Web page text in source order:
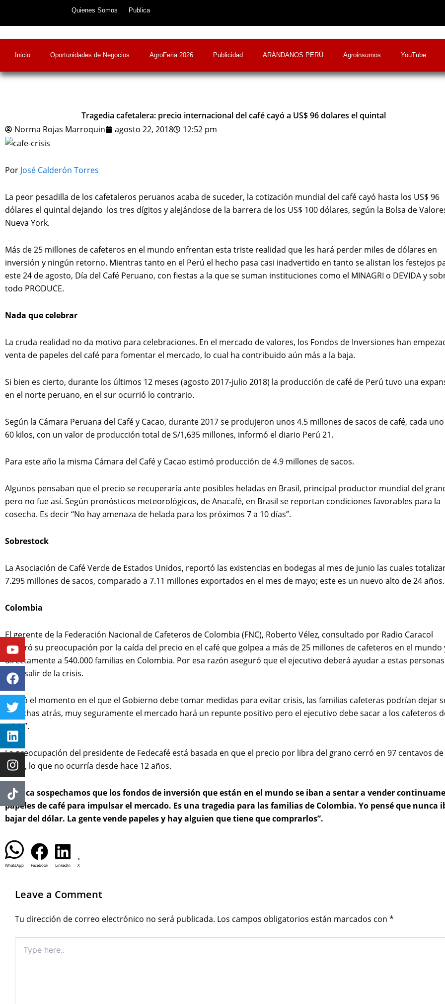
Quienes Somos Publica
Inicio Oportunidades de Negocios AgroFeria 2026 Publicidad ARÁNDANOS PERÚ Agroinsumos YouTube
Tragedia cafetalera: precio internacional del café cayó a US$ 96 dolares el quintal
Norma Rojas Marroquin
agosto 22, 2018 12:52 pm
Por José Calderón Torres
La peor pesadilla de los cafetaleros peruanos acaba de suceder, la cotización mundial del café cayó hasta los US$ 96
dólares el quintal dejando los tres dígitos y alejándose de la barrera de los US$ 100 dólares, según la Bolsa de
Nueva York.
Más de 25 millones de cafeteros en el mundo enfrentan esta triste realidad que les hará perder miles de dólares en
inversión y ningún retorno. Mientras tanto en el Perú el hecho pasa casi inadvertido en tanto se alistan los festejos
este 24 de agosto, Día del Café Peruano, con fiestas a la que se suman instituciones como el MINAGRI o DEVIDA y
todo PRODUCE.
Nada que celebrar
La cruda realidad no da motivo para celebraciones. En el mercado de valores, los Fondos de Inversiones han
venta de papeles del café para fomentar el mercado, lo cual ha contribuido aún más a la baja.
Si bien es cierto, durante los últimos 12 meses (agosto 2017-julio 2018) la producción de café de Perú tuvo una
en el norte peruano, en el sur ocurrió lo contrario.
Según la Cámara Peruana del Café y Cacao, durante 2017 se produjeron unos 4.5 millones de sacos de café, cada
60 kilos, con un valor de producción total de S/1,635 millones, informó el diario Perú 21.
Para este año la misma Cámara del Café y Cacao estimó producción de 4.9 millones de sacos.
Algunos pensaban que el precio se recuperaría ante posibles heladas en Brasil, principal productor mundial del
pero no fue así. Según pronósticos meteorológicos, de Anacafé, en Brasil se reportan condiciones favorables para la
cosecha. Es decir “No hay amenaza de helada para los próximos 7 a 10 días”.
Sobrestock
La Asociación de Café Verde de Estados Unidos, reportó las existencias en bodegas al mes de junio las cuales
7.295 millones de sacos, comparado a 7.11 millones exportados en el mes de mayo; este es un nuevo alto de 24 años.
Colombia
El gerente de la Federación Nacional de Cafeteros de Colombia (FNC), Roberto Vélez, consultado por Radio Caracol
mostró su preocupación por la caída del precio en el café que golpea a más de 25 millones de cafeteros en el mundo
directamente a 540.000 familias en Colombia. Por esa razón aseguró que el ejecutivo deberá ayudar a estas personas
para salir de la crisis.
“Llegó el momento en el que el Gobierno debe tomar medidas para evitar crisis, las familias cafeteras podrían dejar
cosechas atrás, muy seguramente el mercado hará un repunte positivo pero el ejecutivo debe sacar a los cafeteros
crisis”.
La preocupación del presidente de Fedecafé está basada en que el precio por libra del grano cerró en 97 centavos de
dólar, lo que no ocurría desde hace 12 años.
“Nunca sospechamos que los fondos de inversión que están en el mundo se iban a sentar a vender
papeles de café para impulsar el mercado. Es una tragedia para las familias de Colombia. Yo pensé que nunca
bajar del dólar. La gente vende papeles y hay alguien que tiene que comprarlos”.
WhatsApp Facebook LinkedIn X
Leave a Comment
Tu dirección de correo electrónico no será publicada. Los campos obligatorios están marcados con *
here..
Youtube
Facebook
Twitter
Linkedin
Instagram